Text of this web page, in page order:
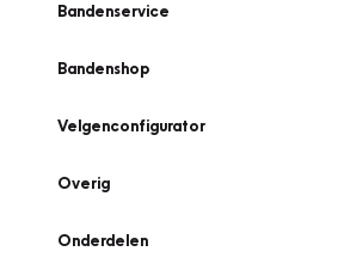
Bandenservice
Bandenshop
Velgenconfigurator
Overig
Onderdelen